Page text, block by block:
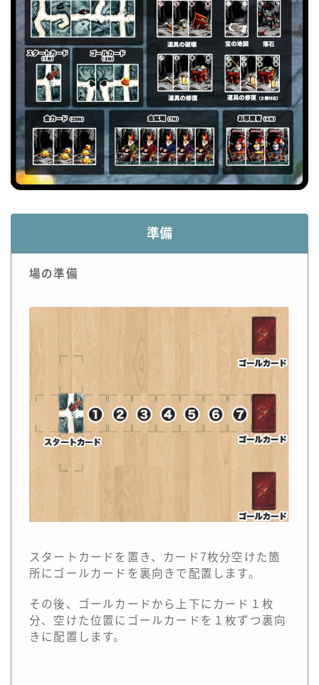
準備
場の準備
スタートカードを置き、カード7枚分空けた箇
所にゴールカードを裏向きで配置します。
その後、ゴールカードから上下にカード１枚
分、空けた位置にゴールカードを１枚ずつ裏向
きに配置します。